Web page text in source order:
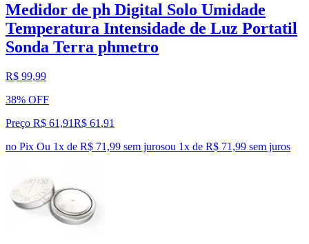
Medidor de ph Digital Solo Umidade
Temperatura Intensidade de Luz Portatil
Sonda Terra phmetro
R$ 99,99
38% OFF
Preço R$ 61,91R$ 61 ,91
no Pix Ou 1x de R$ 71,99 sem jurosou 1x de R$ 71,99 sem juros